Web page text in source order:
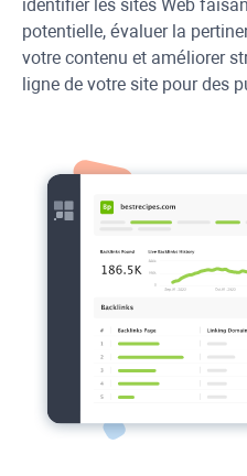
identifier les sites Web
potentielle, évaluer la
votre contenu et améliorer
ligne de votre site pour des